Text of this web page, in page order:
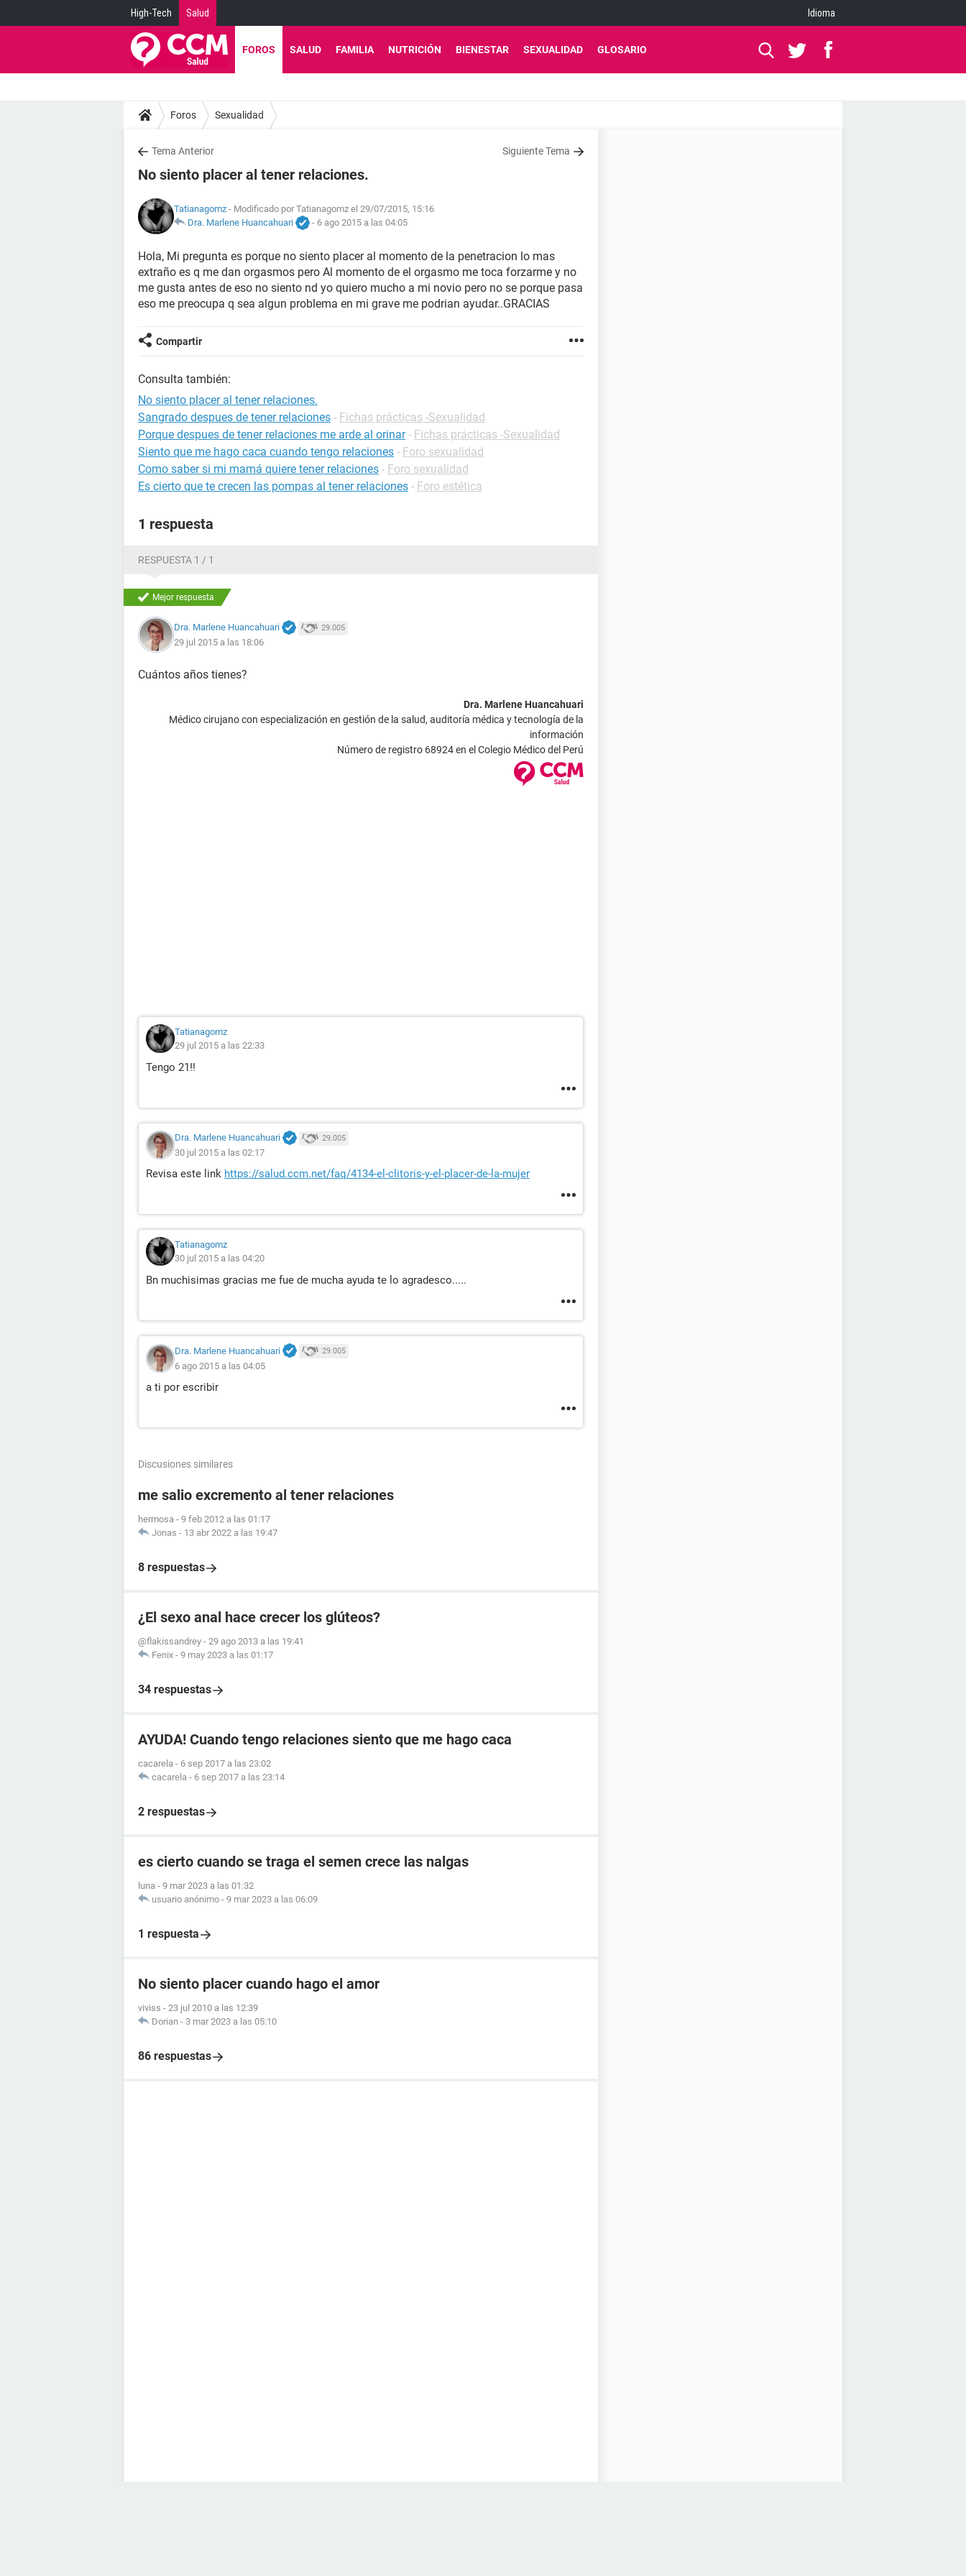
High-Tech Salud Idioma
FOROS SALUD FAMILIA NUTRICIÓN BIENESTAR SEXUALIDAD GLOSARIO
Foros Sexualidad
Tema Anterior Siguiente Tema
No siento placer al tener relaciones.
Tatianagomz - Modificado por Tatianagomz el 29/07/2015, 15:16
Dra. Marlene Huancahuari
- 6 ago 2015 a las 04:05
Hola, Mi pregunta es porque no siento placer al momento de la penetracion lo mas
extraño es q me dan orgasmos pero Al momento de el orgasmo me toca forzarme y no
me gusta antes de eso no siento nd yo quiero mucho a mi novio pero no se porque pasa
eso me preocupa q sea algun problema en mi grave me podrian ayudar..GRACIAS
Compartir
Consulta también:
No siento placer al tener relaciones.
Sangrado despues de tener relaciones - Fichas prácticas -Sexualidad
Porque despues de tener relaciones me arde al orinar - Fichas prácticas -Sexualidad
Siento que me hago caca cuando tengo relaciones - Foro sexualidad
Como saber si mi mamá quiere tener relaciones - Foro sexualidad
Es cierto que te crecen las pompas al tener relaciones - Foro estética
1 respuesta
RESPUESTA 1 / 1
Mejor respuesta
Dra. Marlene Huancahuari 29.005
29 jul 2015 a las 18:06
Cuántos años tienes?
Dra. Marlene Huancahuari
Médico cirujano con especialización en gestión de la salud, auditoría médica y tecnología de la
información
Número de registro 68924 en el Colegio Médico del Perú
Tatianagomz
29 jul 2015 a las 22:33
Tengo 21!!
Dra. Marlene Huancahuari 29.005
30 jul 2015 a las 02:17
Revisa este link https://salud.ccm.net/faq/4134-el-clitoris-y-el-placer-de-la-mujer
Tatianagomz
30 jul 2015 a las 04:20
Bn muchisimas gracias me fue de mucha ayuda te lo agradesco.....
Dra. Marlene Huancahuari 29.005
6 ago 2015 a las 04:05
a ti por escribir
Discusiones similares
me salio excremento al tener relaciones
hermosa - 9 feb 2012 a las 01:17
Jonas - 13 abr 2022 a las 19:47
8 respuestas
¿El sexo anal hace crecer los glúteos?
@flakissandrey - 29 ago 2013 a las 19:41
Fenix - 9 may 2023 a las 01:17
34 respuestas
AYUDA! Cuando tengo relaciones siento que me hago caca
cacarela - 6 sep 2017 a las 23:02
cacarela - 6 sep 2017 a las 23:14
2 respuestas
es cierto cuando se traga el semen crece las nalgas
luna - 9 mar 2023 a las 01:32
usuario anónimo - 9 mar 2023 a las 06:09
1 respuesta
No siento placer cuando hago el amor
viviss - 23 jul 2010 a las 12:39
Dorian - 3 mar 2023 a las 05:10
86 respuestas